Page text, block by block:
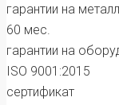
гарантии на
60 мес.
гарантии на
ISO 9001:2015
сертификат